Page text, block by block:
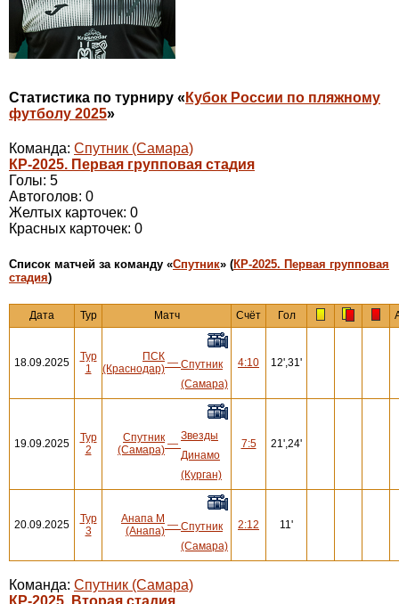
Статистика по турниру « Кубок России по пляжному
футболу 2025»
Команда: Спутник (Самара)
КР-2025. Первая групповая стадия
Голы: 5
Автоголов: 0
Желтых карточек: 0
Красных карточек: 0
Cписок матчей за команду «Спутник» (КР-2025. Первая групповая
стадия)
Дата Тур Матч Счёт Гол
18.09.2025
Тур
1
ПСК
(Краснодар) — Спутник
(Самара)
4:10 12',31'
19.09.2025
Тур
2
Спутник
(Самара) —
Звезды
Динамо
(Курган)
7:5 21',24'
20.09.2025
Тур
3
Анапа М
(Анапа) — Спутник
(Самара)
2:12 11'
Команда: Спутник (Самара)
КР-2025. Вторая стадия